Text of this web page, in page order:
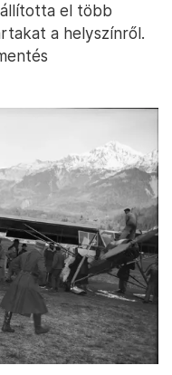
el több
a helyszínről.